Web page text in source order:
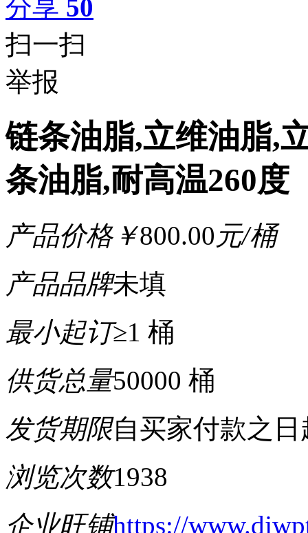
分享 50
扫一扫
举报
链条油脂,立维油脂,
条油脂,耐高温260度
产品价格￥800.00 元/桶
产品品牌未填
最小起订≥1 桶
供货总量50000 桶
发货期限自买家付款之
浏览次数1938
企业旺铺https://